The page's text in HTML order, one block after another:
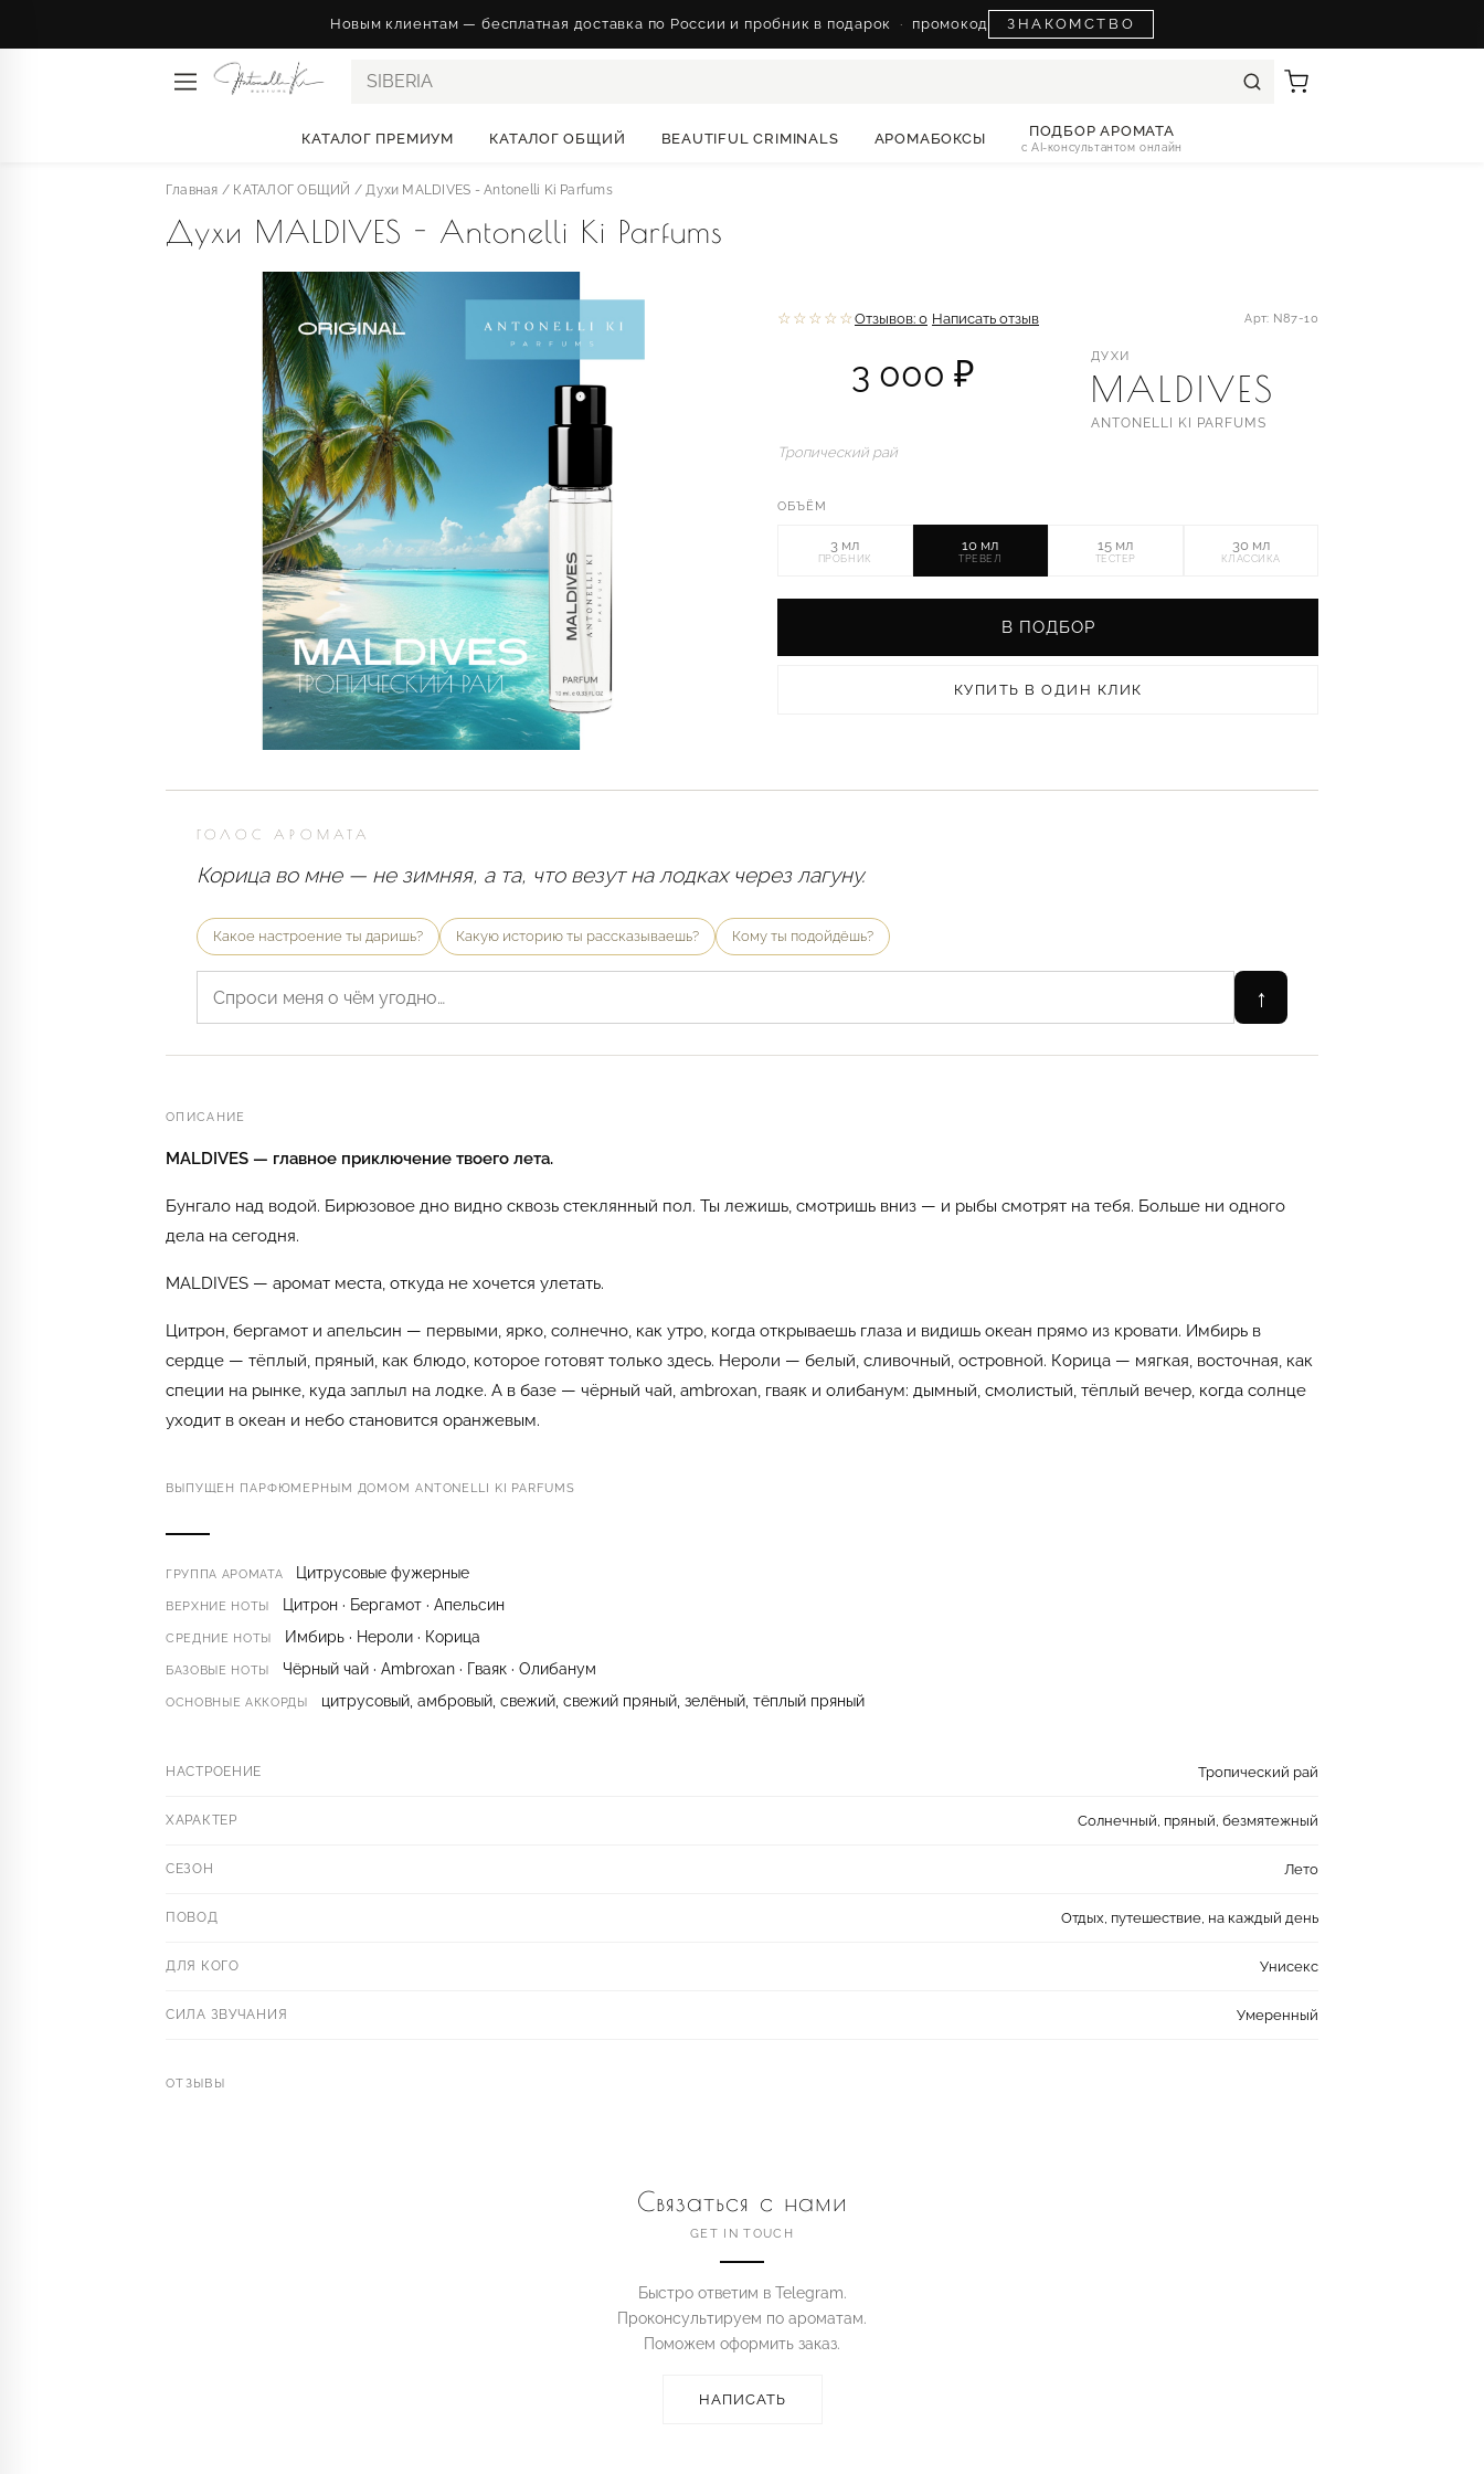
Новым клиентам — бесплатная доставка по России и пробник в подарок · промокод ЗНАКОМСТВО
SIB
КАТАЛОГ ПРЕМИУМ КАТАЛОГ ОБЩИЙ BEAUTIFUL CRIMINALS АРОМАБОКСЫ ПОДБОР АРОМАТА
с AI-консультантом онлайн
Главная / КАТАЛОГ ОБЩИЙ /Духи MALDIVES - Antonelli Ki Parfums
Духи MALDIVES - Antonelli Ki Parfums
☆☆☆☆☆ Отзывов: 0 Написать отзыв Арт: N87-10
3 000 ₽ ДУХИ
MALDIVES
ANTONELLI KI PARFUMS
Тропический рай
ОБЪЁМ
3 мл
ПРОБНИК
10 мл
ТРЕВЕЛ
15 мл
ТЕСТЕР
30 мл
КЛАССИКА
В ПОДБОР
КУПИТЬ В ОДИН КЛИК
ГОЛОС АРОМАТА
Корица во мне — не зимняя, а та, что везут на лодках через лагуну.
Какое настроение ты даришь? Какую историю ты рассказываешь? Кому ты подойдёшь?
↑
ОПИСАНИЕ
MALDIVES — главное приключение твоего лета.
Бунгало над водой. Бирюзовое дно видно сквозь стеклянный пол. Ты лежишь, смотришь вниз — и рыбы смотрят на тебя. Больше ни одного
дела на сегодня.
MALDIVES — аромат места, откуда не хочется улетать.
Цитрон, бергамот и апельсин — первыми, ярко, солнечно, как утро, когда открываешь глаза и видишь океан прямо из кровати. Имбирь в
сердце — тёплый, пряный, как блюдо, которое готовят только здесь. Нероли — белый, сливочный, островной. Корица — мягкая, восточная, как
специи на рынке, куда заплыл на лодке. А в базе — чёрный чай, ambroxan, гваяк и олибанум: дымный, смолистый, тёплый вечер, когда солнце
уходит в океан и небо становится оранжевым.
ВЫПУЩЕН ПАРФЮМЕРНЫМ ДОМОМ ANTONELLI KI PARFUMS
ГРУППА АРОМАТА Цитрусовые фужерные
ВЕРХНИЕ НОТЫ Цитрон · Бергамот · Апельсин
СРЕДНИЕ НОТЫ Имбирь · Нероли · Корица
БАЗОВЫЕ НОТЫ Чёрный чай · Ambroxan · Гваяк · Олибанум
ОСНОВНЫЕ АККОРДЫ цитрусовый, амбровый, свежий, свежий пряный, зелёный, тёплый пряный
НАСТРОЕНИЕ Тропический рай
ХАРАКТЕР Солнечный, пряный, безмятежный
СЕЗОН Лето
ПОВОД Отдых, путешествие, на каждый день
ДЛЯ КОГО Унисекс
СИЛА ЗВУЧАНИЯ Умеренный
ОТЗЫВЫ
Связаться с нами
GET IN TOUCH
Быстро ответим в Telegram.
Проконсультируем по ароматам.
Поможем оформить заказ.
НАПИСАТЬ